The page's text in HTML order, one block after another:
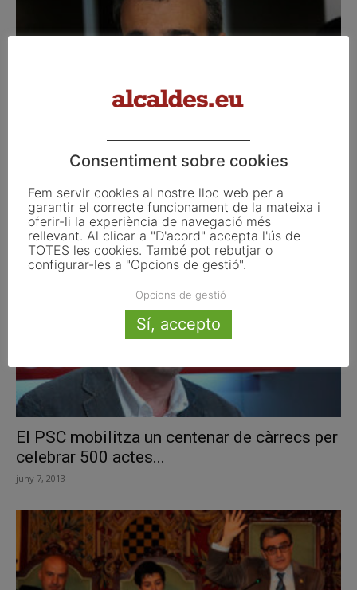
El PSC diu que Navarro i Duran volen
octubre 3, 2013
El PSC mobilitza un centenar de càrrecs per
celebrar 500 actes...
juny 7, 2013
Consentiment sobre cookies
Fem servir cookies al nostre lloc web per a
garantir el correcte funcionament de la mateixa i
oferir-li la experiència de navegació més
rellevant. Al clicar a "D'acord" accepta l'ús de
TOTES les cookies. També pot rebutjar o
configurar-les a "Opcions de gestió".
Opcions de gestió
Sí, accepto